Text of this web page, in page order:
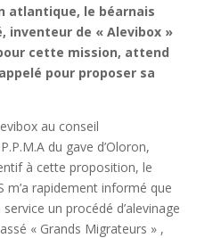
atlantique, le béarnais
inventeur de « Alevibox »
cette mission, attend
pour proposer sa
au conseil
du gave d’Oloron,
à cette proposition, le
m’a rapidement informé que
un procédé d’alevinage
« Grands Migrateurs » ,